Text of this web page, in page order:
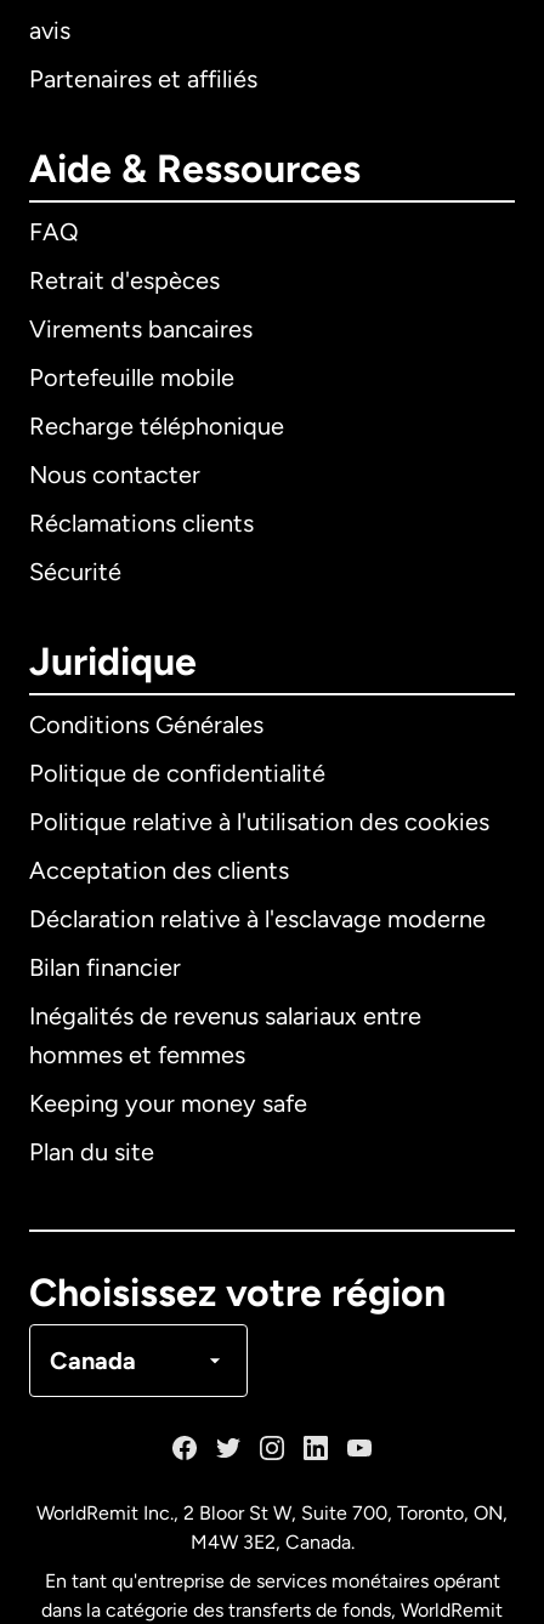
avis
Partenaires et affiliés
Aide & Ressources
FAQ
Retrait d'espèces
Virements bancaires
Portefeuille mobile
Recharge téléphonique
Nous contacter
Réclamations clients
Sécurité
Juridique
Conditions Générales
Politique de confidentialité
Politique relative à l'utilisation des cookies
Acceptation des clients
Déclaration relative à l'esclavage moderne
Bilan financier
Inégalités de revenus salariaux entre
hommes et femmes
Keeping your money safe
Plan du site
Choisissez votre région
Canada
International
Allemagne
Français
WorldRemit Inc., 2 Bloor St W, Suite 700, Toronto, ON,
M4W 3E2, Canada.
En tant qu'entreprise de services monétaires opérant
dans la catégorie des transferts de fonds, WorldRemit